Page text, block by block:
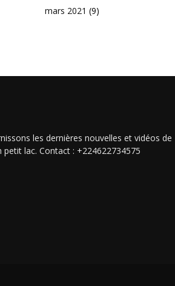
mars 2021 (9)
les dernières nouvelles et vidéos de
lac. Contact : +224622734575